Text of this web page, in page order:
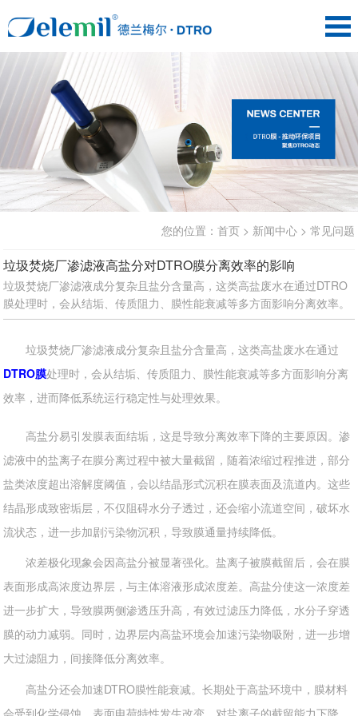
您的位置： 首页> 新闻中心> 常见问题
垃圾焚烧厂渗滤液高盐分对DTRO膜分离效率的影响
垃圾焚烧厂渗滤液成分复杂且盐分含量高，这类高盐废水在通过DTRO
膜处理时，会从结垢、传质阻力、膜性能衰减等多方面影响分离效率。
垃圾焚烧厂渗滤液成分复杂且盐分含量高，这类高盐废水在通过
DTRO膜处理时，会从结垢、传质阻力、膜性能衰减等多方面影响分离
效率，进而降低系统运行稳定性与处理效果。
高盐分易引发膜表面结垢，这是导致分离效率下降的主要原因。渗
滤液中的盐离子在膜分离过程中被大量截留，随着浓缩过程推进，部分
盐类浓度超出溶解度阈值，会以结晶形式沉积在膜表面及流道内。这些
结晶形成致密垢层，不仅阻碍水分子透过，还会缩小流道空间，破坏水
流状态，进一步加剧污染物沉积，导致膜通量持续降低。
浓差极化现象会因高盐分被显著强化。盐离子被膜截留后，会在膜
表面形成高浓度边界层，与主体溶液形成浓度差。高盐分使这一浓度差
进一步扩大，导致膜两侧渗透压升高，有效过滤压力降低，水分子穿透
膜的动力减弱。同时，边界层内高盐环境会加速污染物吸附，进一步增
大过滤阻力，间接降低分离效率。
高盐分还会加速DTRO膜性能衰减。长期处于高盐环境中，膜材料